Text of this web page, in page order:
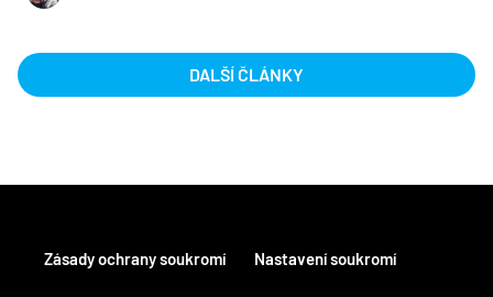
DALŠÍ ČLÁNKY
Zásady ochrany soukromí Nastavení soukromí